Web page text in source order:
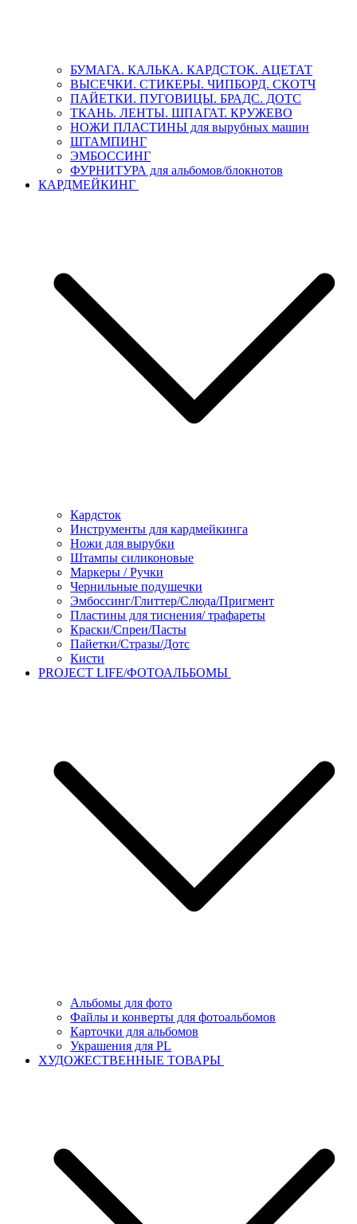
БУМАГА. КАЛЬКА. КАРДСТОК. АЦЕТАТ
ВЫСЕЧКИ. СТИКЕРЫ. ЧИПБОРД. СКОТЧ
ПАЙЕТКИ. ПУГОВИЦЫ. БРАДС. ДОТС
ТКАНЬ. ЛЕНТЫ. ШПАГАТ. КРУЖЕВО
НОЖИ ПЛАСТИНЫ для вырубных машин
ШТАМПИНГ
ЭМБОССИНГ
ФУРНИТУРА для альбомов/блокнотов
КАРДМЕЙКИНГ
Кардсток
Инструменты для кардмейкинга
Ножи для вырубки
Штампы силиконовые
Маркеры / Ручки
Чернильные подушечки
Эмбоссинг/Глиттер/Слюда/Пригмент
Пластины для тиснения/ трафареты
Краски/Спреи/Пасты
Пайетки/Стразы/Дотс
Кисти
PROJECT LIFE/ФОТОАЛЬБОМЫ
Альбомы для фото
Файлы и конверты для фотоальбомов
Карточки для альбомов
Украшения для PL
ХУДОЖЕСТВЕННЫЕ ТОВАРЫ